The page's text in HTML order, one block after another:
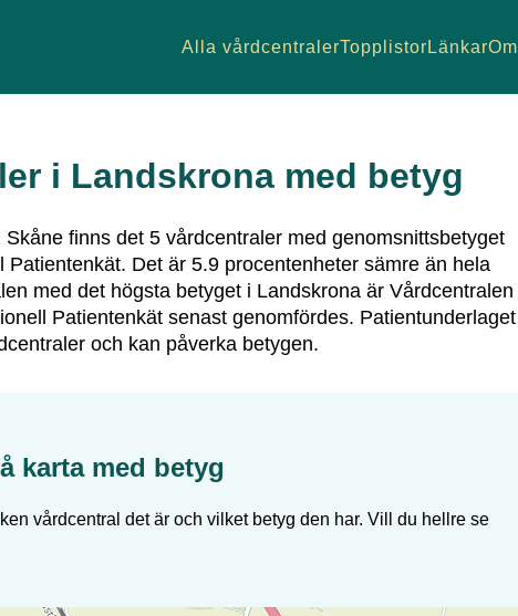
Alla vårdcentralerTopplistor LänkarOm
i Landskrona med betyg
Skåne finns det 5 vårdcentraler med genomsnittsbetyget
Patientenkät. Det är 5.9 procentenheter sämre än hela
med det högsta betyget i Landskrona är Vårdcentralen
Patientenkät senast genomfördes. Patientunderlaget
och kan påverka betygen.
karta med betyg
vårdcentral det är och vilket betyg den har. Vill du hellre se